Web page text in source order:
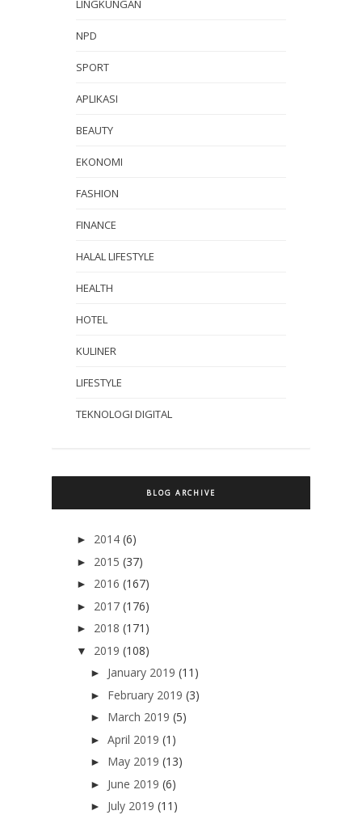
LINGKUNGAN
NPD
SPORT
APLIKASI
BEAUTY
EKONOMI
FASHION
FINANCE
HALAL LIFESTYLE
HEALTH
HOTEL
KULINER
LIFESTYLE
TEKNOLOGI DIGITAL
BLOG ARCHIVE
► 2014 (6)
► 2015 (37)
► 2016 (167)
► 2017 (176)
► 2018 (171)
▼ 2019 (108)
► January 2019 (11)
► February 2019 (3)
► March 2019 (5)
► April 2019 (1)
► May 2019 (13)
► June 2019 (6)
► July 2019 (11)